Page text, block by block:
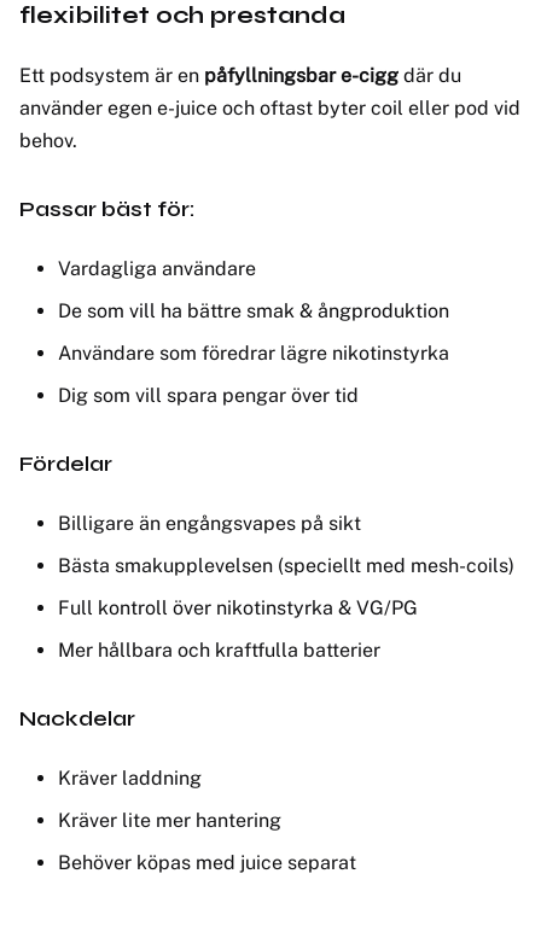
flexibilitet och prestanda
Ett podsystem är en påfyllningsbar e-cigg där du
använder egen e-juice och oftast byter coil eller pod vid
behov.
Passar bäst för:
Vardagliga användare
De som vill ha bättre smak & ångproduktion
Användare som föredrar lägre nikotinstyrka
Dig som vill spara pengar över tid
Fördelar
Billigare än engångsvapes på sikt
Bästa smakupplevelsen (speciellt med mesh-coils)
Full kontroll över nikotinstyrka & VG/PG
Mer hållbara och kraftfulla batterier
Nackdelar
Kräver laddning
Kräver lite mer hantering
Behöver köpas med juice separat